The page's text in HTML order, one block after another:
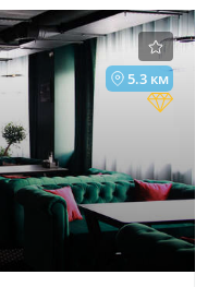
5.3 км